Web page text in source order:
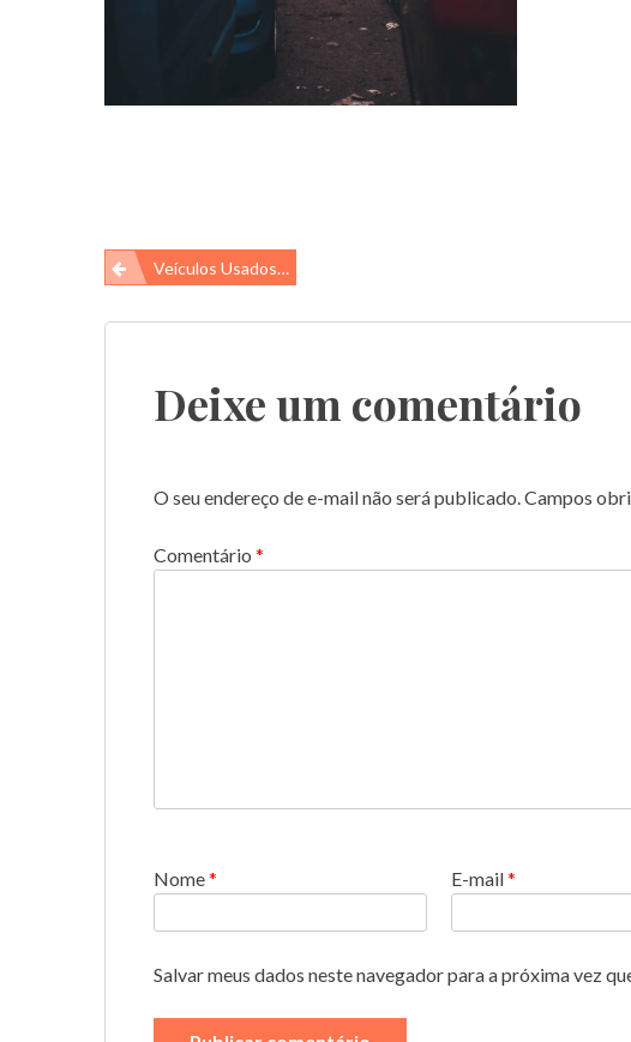
Navegação
de
Veículos Usados…
Deixe um comentário
O seu endereço de e-mail não será publicado. Campos
Comentário *
Nome* E-mail*
Salvar meus dados neste navegador para a próxima vez